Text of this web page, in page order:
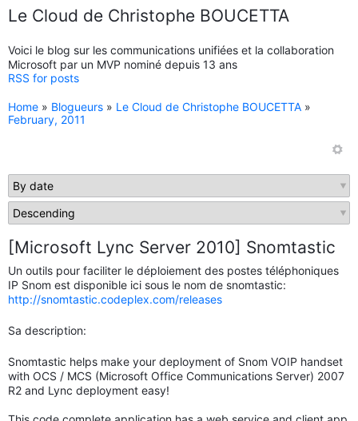
Le Cloud de Christophe BOUCETTA
Voici le blog sur les communications unifiées et la collaboration
Microsoft par un MVP nominé depuis 13 ans
RSS for posts
Home » Blogueurs » Le Cloud de Christophe BOUCETTA »
February, 2011
[Microsoft Lync Server 2010] Snomtastic
Un outils pour faciliter le déploiement des postes téléphoniques
IP Snom est disponible ici sous le nom de snomtastic:
http://snomtastic.codeplex.com/releases
Sa description:
Snomtastic helps make your deployment of Snom VOIP handset
with OCS / MCS (Microsoft Office Communications Server) 2007
R2 and Lync deployment easy!